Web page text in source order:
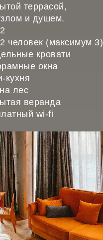
террасой,
и душем.
человек (максимум 3)
кровати
окна
кухня
лес
веранда
wi-fi